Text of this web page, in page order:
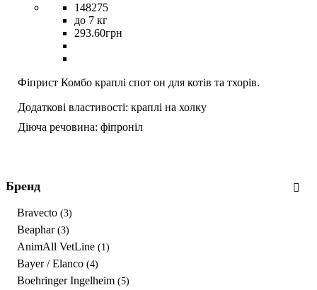
148275
до 7 кг
293.60грн
Фіприст Комбо краплі спот он для котів та тхорів.
Додаткові властивості: краплі на холку
Діюча речовина: фіпроніл
Бренд
Bravecto (3)
Beaphar (3)
AnimAll VetLine (1)
Bayer / Elanco (4)
Boehringer Ingelheim (5)